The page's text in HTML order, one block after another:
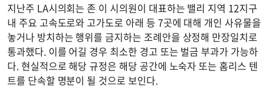
지난주 LA시의회는 존 이 시의원이 대표하는 밸리 지역 12지구
내 주요 고속도로와 고가도로 아래 등 7곳에 대해 개인 사유물을
놓거나 방치하는 행위를 금지하는 조례안을 상정해 만장일치로
통과했다. 이를 어길 경우 최소한 경고 또는 벌금 부과가 가능하
다. 현실적으로 해당 규정은 해당 공간에 노숙자 또는 홈리스 텐
트를 단속할 명분이 될 것으로 보인다.